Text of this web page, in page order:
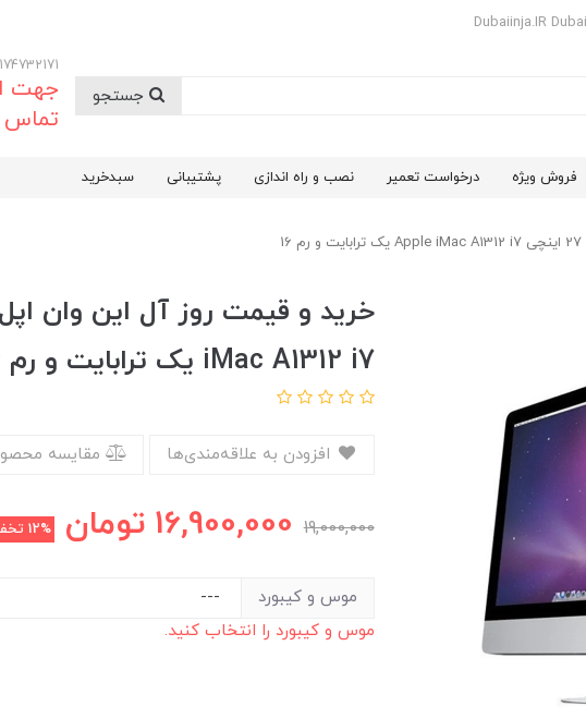
09174732171 ارسال سفارشات بصورت
جهت
تماس
فروش ویژه درخواست تعمیر نصب و راه اندازی پشتیبانی سبدخرید
iMac A1312 i7 یک ترابایت و رم 16
مقایسه
19,000,000
16,900,000 تومان 12%
موس و کیبورد
موس و کیبورد را انتخاب کنید.